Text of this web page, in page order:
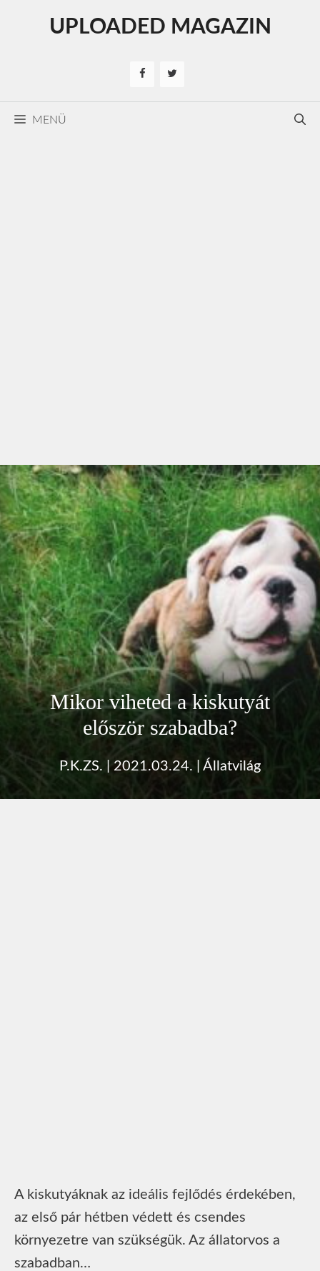
UPLOADED MAGAZIN
MENÜ
Mikor viheted a kiskutyát
először szabadba?
P.K.ZS. |2021.03.24. Állatvilág
A kiskutyáknak az ideális fejlődés érdekében,
az első pár hétben védett és csendes
környezetre van szükségük. Az állatorvos a
szabadban…